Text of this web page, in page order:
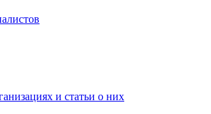
и статьи о них